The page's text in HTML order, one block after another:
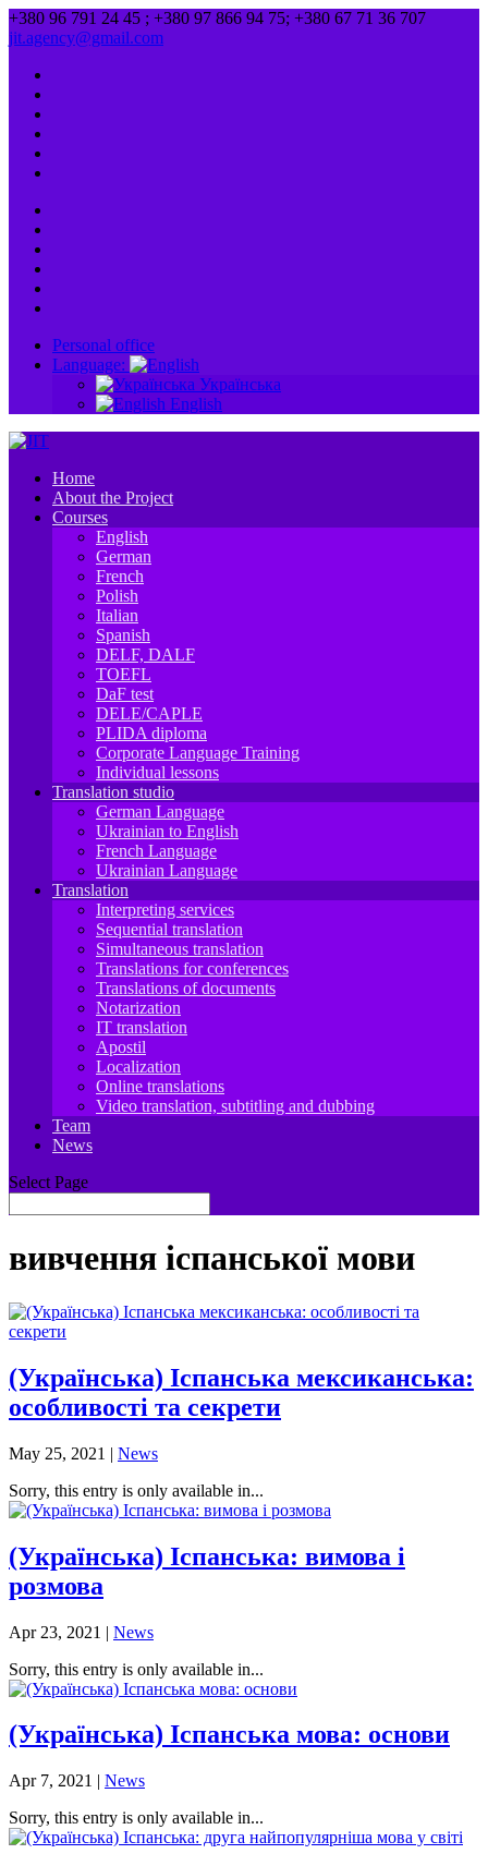
+380 96 791 24 45 ; +380 97 866 94 75; +380 67 71 36 707
jit.agency@gmail.com
Personal office
Language:
Українська
English
Home
About the Project
Courses
English
German
French
Polish
Italian
Spanish
DELF, DALF
TOEFL
DaF test
DELE/CAPLE
PLIDA diploma
Corporate Language Training
Individual lessons
Translation studio
German Language
Ukrainian to English
French Language
Ukrainian Language
Translation
Interpreting services
Sequential translation
Simultaneous translation
Translations for conferences
Translations of documents
Notarization
IT translation
Apostil
Localization
Online translations
Video translation, subtitling and dubbing
Team
News
Select Page
вивчення іспанської мови
(Українська) Іспанська мексиканська:
особливості та секрети
May 25, 2021 | News
Sorry, this entry is only available in...
(Українська) Іспанська: вимова і
розмова
Apr 23, 2021 | News
Sorry, this entry is only available in...
(Українська) Іспанська мова: основи
Apr 7, 2021 | News
Sorry, this entry is only available in...